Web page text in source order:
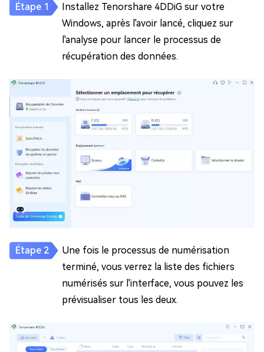
Installez Tenorshare 4DDiG sur votre
Windows, après l'avoir lancé, cliquez sur
l'analyse pour lancer le processus de
récupération des données.
Une fois le processus de numérisation
terminé, vous verrez la liste des fichiers
numérisés sur l'interface, vous pouvez les
prévisualiser tous les deux.